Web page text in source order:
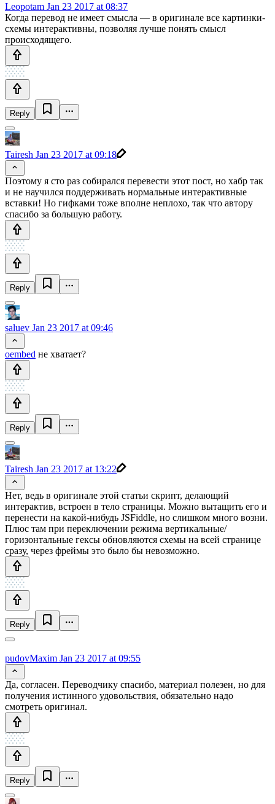
Leopotam Jan 23 2017 at 08:37
Когда перевод не имеет смысла — в оригинале все картинки-
схемы интерактивны, позволяя лучше понять смысл
происходящего.
Reply
Tairesh Jan 23 2017 at 09:18
Поэтому я сто раз собирался перевести этот пост, но хабр так
и не научился поддерживать нормальные интерактивные
вставки! Но гифками тоже вполне неплохо, так что автору
спасибо за большую работу.
Reply
saluev Jan 23 2017 at 09:46
oembed не хватает?
Reply
Tairesh Jan 23 2017 at 13:22
Нет, ведь в оригинале этой статьи скрипт, делающий
интерактив, встроен в тело страницы. Можно вытащить его и
перенести на какой-нибудь JSFiddle, но слишком много возни.
Плюс там при переключении режима вертикальные/
горизонтальные гексы обновляются схемы на всей странице
сразу, через фреймы это было бы невозможно.
Reply
pudovMaxim Jan 23 2017 at 09:55
Да, согласен. Переводчику спасибо, материал полезен, но для
получения истинного удовольствия, обязательно надо
смотреть оригинал.
Reply